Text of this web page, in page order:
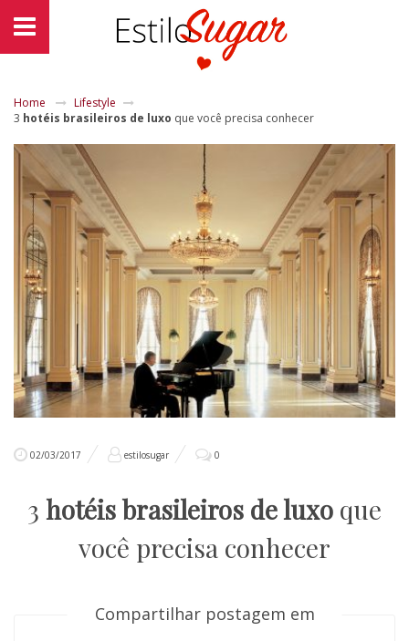
Home
Lifestyle
3 hotéis brasileiros de luxo que você precisa conhecer
02/03/2017 estilosugar 0
3 hotéis brasileiros de luxo que
você precisa conhecer
Compartilhar postagem em